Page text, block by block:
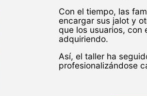
Con el tiempo, las
encargar sus jalot y
que los usuarios, con
adquiriendo.
Así, el taller ha
profesionalizándose